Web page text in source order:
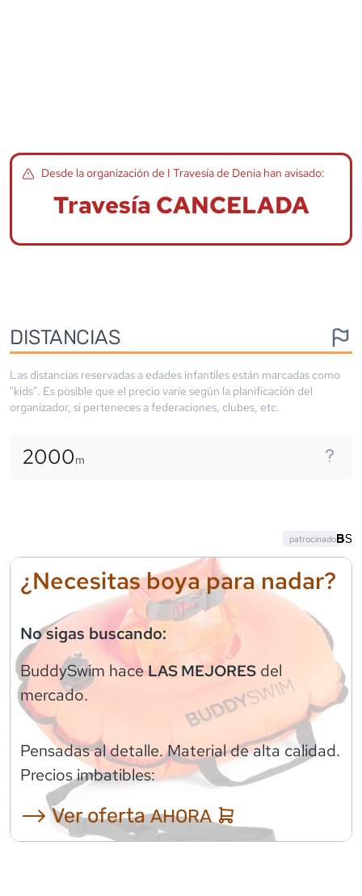
Desde la organización de I Travesía de Denia han avisado:
Travesía CANCELADA
DISTANCIAS
Las distancias reservadas a edades infantiles están marcadas como
"kids". Es posible que el precio varíe según la planificación del
organizador, si perteneces a federaciones, clubes, etc.
2000m
¿Necesitas boya para nadar?
No sigas buscando:
BuddySwim haceLAS MEJORES del
mercado.
Pensadas al detalle. Material de alta calidad.
Precios imbatibles:
⟶ Ver ofertaAHORA
patrocinado